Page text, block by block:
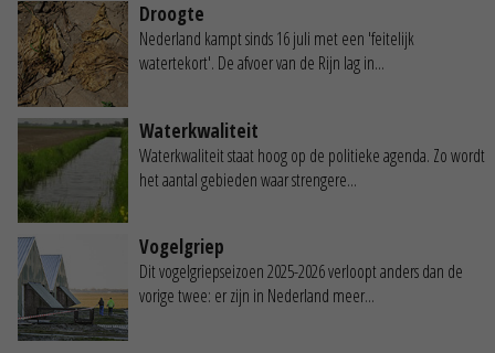
Droogte
Nederland kampt sinds 16 juli met een 'feitelijk
watertekort'. De afvoer van de Rijn lag in...
Waterkwaliteit
Waterkwaliteit staat hoog op de politieke agenda. Zo wordt
het aantal gebieden waar strengere...
Vogelgriep
Dit vogelgriepseizoen 2025-2026 verloopt anders dan de
vorige twee: er zijn in Nederland meer...